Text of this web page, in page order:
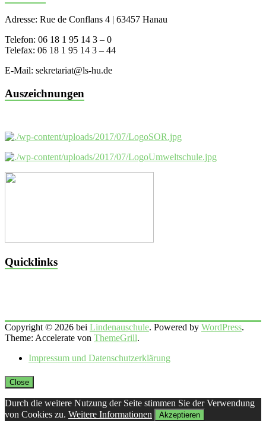
Adresse: Rue de Conflans 4 | 63457 Hanau
Telefon: 06 18 1 95 14 3 – 0
Telefax: 06 18 1 95 14 3 – 44
E-Mail: sekretariat@ls-hu.de
Auszeichnungen
Quicklinks
Copyright © 2026 bei Lindenauschule. Powered by WordPress.
Theme: Accelerate von ThemeGrill.
Impressum und Datenschutzerklärung
Close
Durch die weitere Nutzung der Seite stimmen Sie der Verwendung
von Cookies zu. Weitere Informationen Akzeptieren